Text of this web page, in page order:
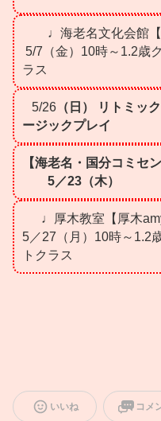
♩ 海老名文化会
5/7 （金） 10時～1.2歳
ラス
5/26 （日） リトミック
ージックプレイ
【海老名・国分コ
5／23（木）
♩厚木教室【厚木
5／27（月）10時～1.2
トクラス
いいね コメ